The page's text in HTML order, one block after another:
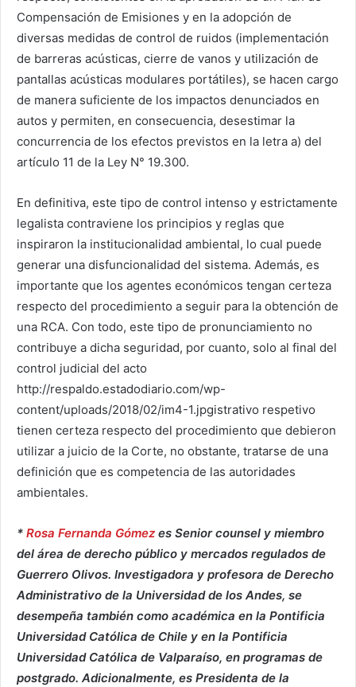
Compensación de Emisiones y en la adopción de
diversas medidas de control de ruidos (implementación
de barreras acústicas, cierre de vanos y utilización de
pantallas acústicas modulares portátiles), se hacen cargo
de manera suficiente de los impactos denunciados en
autos y permiten, en consecuencia, desestimar la
concurrencia de los efectos previstos en la letra a) del
artículo 11 de la Ley N° 19.300.
En definitiva, este tipo de control intenso y estrictamente
legalista contraviene los principios y reglas que
inspiraron la institucionalidad ambiental, lo cual puede
generar una disfuncionalidad del sistema. Además, es
importante que los agentes económicos tengan certeza
respecto del procedimiento a seguir para la obtención de
una RCA. Con todo, este tipo de pronunciamiento no
contribuye a dicha seguridad, por cuanto, solo al final del
control judicial del acto
http://respaldo.estadodiario.com/wp-
content/uploads/2018/02/im4-1.jpgistrativo respetivo
tienen certeza respecto del procedimiento que debieron
utilizar a juicio de la Corte, no obstante, tratarse de una
definición que es competencia de las autoridades
ambientales.
* Rosa Fernanda Gómez es Senior counsel y miembro
del área de derecho público y mercados regulados de
Guerrero Olivos. Investigadora y profesora de Derecho
Administrativo de la Universidad de los Andes, se
desempeña también como académica en la Pontificia
Universidad Católica de Chile y en la Pontificia
Universidad Católica de Valparaíso, en programas de
postgrado. Adicionalmente, es Presidenta de la